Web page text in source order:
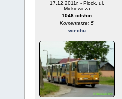
17.12.2011r. - Płock, ul.
Mickiewicza
1046 odsłon
Komentarze: 5
wiechu